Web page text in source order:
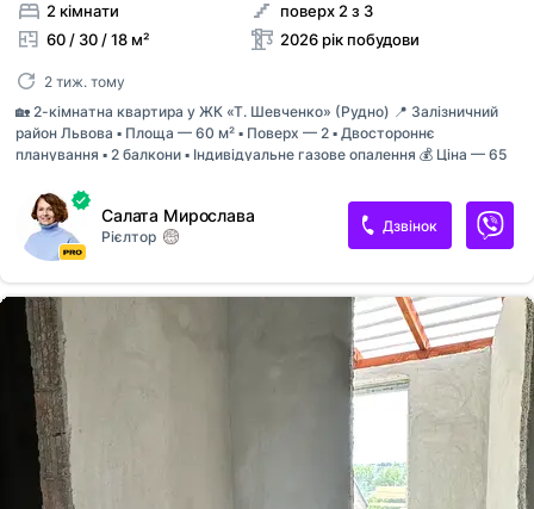
2 кімнати
60 / 30 / 18 м²
поверх 2 з 3
2026 рік побудови
2 тиж. тому
🏡 2-кімнатна квартира у ЖК «Т. Шевченко» (Рудно) 📍 Залізничний
район Львова ▪️ Площа — 60 м² ▪️ Поверх — 2 ▪️ Двостороннє
планування ▪️ 2 балкони ▪️ Індивідуальне газове опалення 💰 Ціна — 65
2027 року з підключеними комунікаціями. ✔️ Цегляний будинок ✔️
Монолітне перекриття ✔️ Якісне утеплення Хороший варіант для
власного проживання або інвестиції.
Салата Мирослава
Рієлтор
Дзвінок